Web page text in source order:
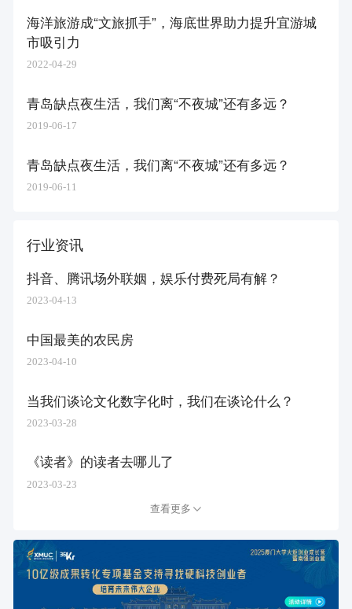
海洋旅游成“文旅抓手”，海底世界助力提升宜游城
市吸引力
2022-04-29
青岛缺点夜生活，我们离“不夜城”还有多远？
2019-06-17
青岛缺点夜生活，我们离“不夜城”还有多远？
2019-06-11
行业资讯
抖音、腾讯场外联姻，娱乐付费死局有解？
2023-04-13
中国最美的农民房
2023-04-10
当我们谈论文化数字化时，我们在谈论什么？
2023-03-28
《读者》的读者去哪儿了
2023-03-23
查看更多